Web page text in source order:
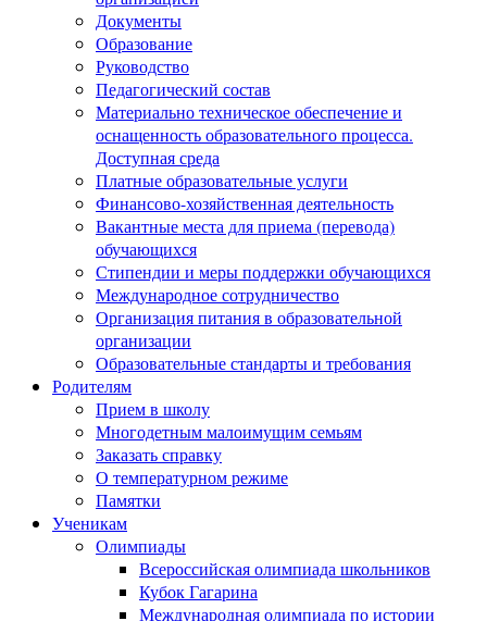
Документы
Образование
Руководство
Педагогический состав
Материально техническое обеспечение и
оснащенность образовательного процесса.
Доступная среда
Платные образовательные услуги
Финансово-хозяйственная деятельность
Вакантные места для приема (перевода)
обучающихся
Стипендии и меры поддержки обучающихся
Международное сотрудничество
Организация питания в образовательной
организации
Образовательные стандарты и требования
Родителям
Прием в школу
Многодетным малоимущим семьям
Заказать справку
О температурном режиме
Памятки
Ученикам
Олимпиады
Всероссийская олимпиада школьников
Кубок Гагарина
Международная олимпиада по истории